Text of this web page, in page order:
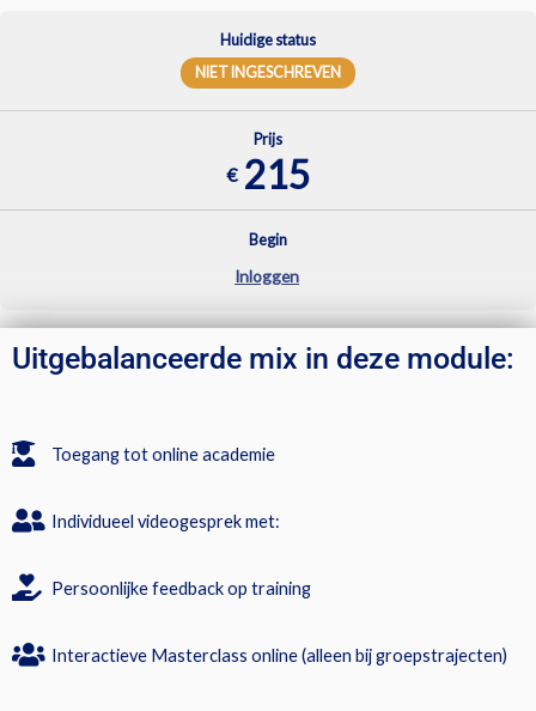
Huidige status
NIET INGESCHREVEN
Prijs
€ 215
Begin
Inloggen
Uitgebalanceerde mix in deze module:
Toegang tot online academie
Individueel videogesprek met:
Persoonlijke feedback op training
Interactieve Masterclass online (alleen bij groepstrajecten)